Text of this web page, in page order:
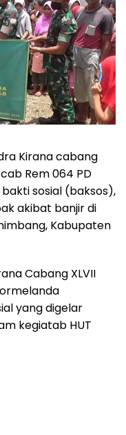
Kirana cabang
Rem 064 PD
sosial (baksos),
akibat banjir di
Kabupaten
Cabang XLVII
yang digelar
kegiatab HUT